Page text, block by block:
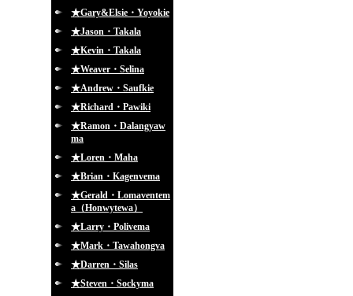
★Gary&Elsie・Yoyokie
★Jason・Takala
★Kevin・Takala
★Weaver・Selina
★Andrew・Saufkie
★Richard・Pawiki
★Ramon・Dalangyaw
ma
★Loren・Maha
★Brian・Kagenvema
★Gerald・Lomaventem
a（Honwytewa）
★Larry・Polivema
★Mark・Tawahongva
★Darren・Silas
★Steven・Sockyma